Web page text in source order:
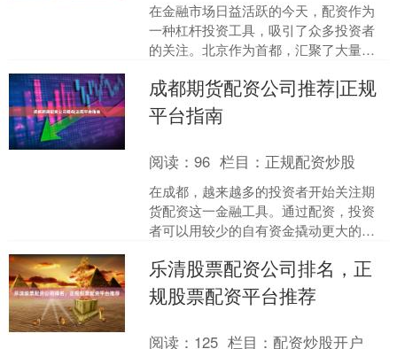
在金融市场日益活跃的今天，配资作为
一种杠杆投资工具，吸引了众多投资者
的关注。北京作为首都，汇聚了大量配
谱、合规的合作伙伴，成为投....
成都期货配资公司推荐|正规
平台指南
阅读：96 栏目： 正规配资炒股
在成都，越来越多的投资者开始关注期
货配资这一金融工具。通过配资，投资
者可以用较少的自有资金撬动更大的交
配资公司良莠不齐，如何选....
乐清股票配资公司排名，正
规股票配资平台推荐
阅读： 125 栏目：配资炒股开户